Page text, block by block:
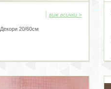
виж всички >
Декори 20/60см